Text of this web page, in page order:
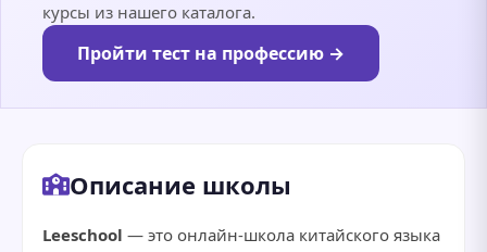
курсы из нашего каталога.
Пройти тест на профессию →
Описание школы
Leeschool — это онлайн-школа китайского языка